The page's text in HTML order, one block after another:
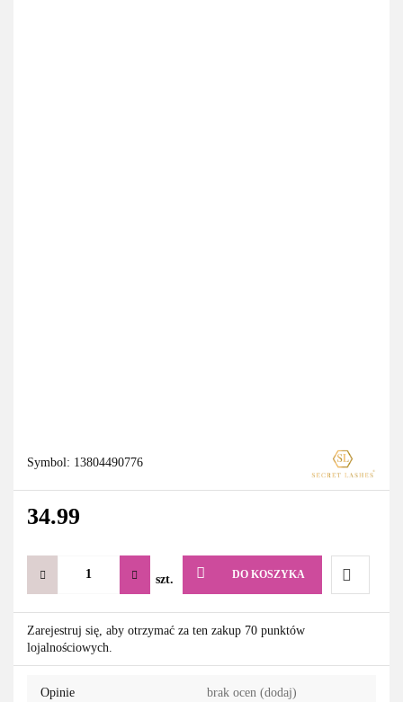
Symbol: 13804490776
34.99
szt. DO KOSZYKA
Do
Zarejestruj się, aby otrzymać za ten zakup 70 punktów
lojalnościowych.
Opinie brak ocen (dodaj)